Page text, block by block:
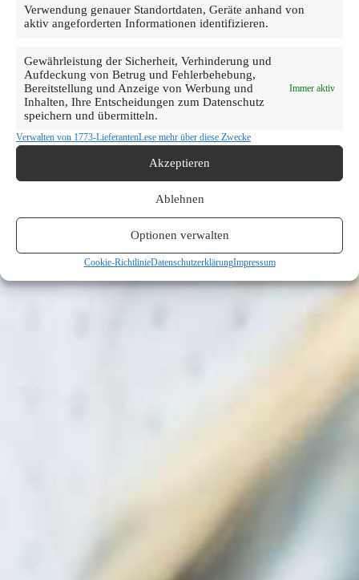
Verwendung genauer Standortdaten, Geräte anhand von
aktiv angeforderten Informationen identifizieren.
Gewährleistung der Sicherheit, Verhinderung und
Aufdeckung von Betrug und Fehlerbehebung,
Bereitstellung und Anzeige von Werbung und
Inhalten, Ihre Entscheidungen zum Datenschutz
speichern und übermitteln.
Immer aktiv
Verwalten von 1773-LieferantenLese mehr über diese Zwecke
Akzeptieren
Ablehnen
Optionen verwalten
Cookie-RichtlinieDatenschutzerklärungImpressum